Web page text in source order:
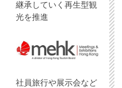
継承していく再生型観
光を推進
社員旅行や展示会など